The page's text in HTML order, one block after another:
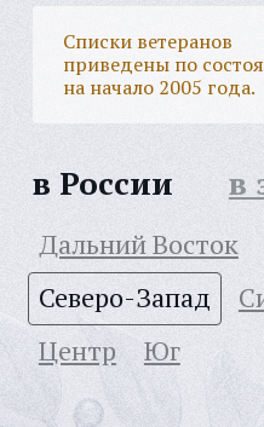
Списки ветеранов
приведены по
на начало 2005 года.
в России в
Дальний Восток
Северо-Запад
Центр
Юг